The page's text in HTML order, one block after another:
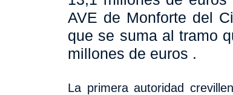
AVE de Monforte del
que se suma al tramo
millones de euros .
La primera autoridad